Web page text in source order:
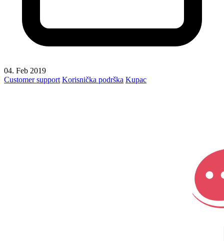
04. Feb 2019
Customer support Korisnička podrška Kupac